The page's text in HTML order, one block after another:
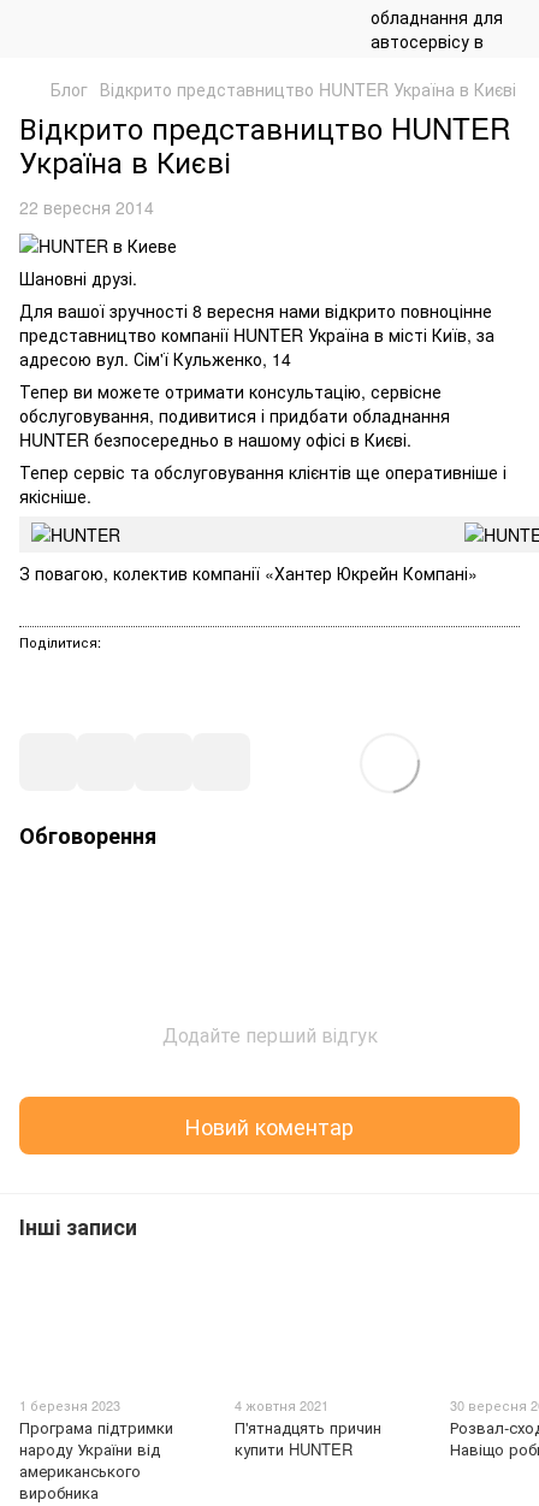
Блог Відкрито представництво HUNTER Україна в Києві
Відкрито представництво HUNTER
Україна в Києві
22 вересня 2014
Шановні друзі.
Для вашої зручності 8 вересня нами відкрито повноцінне
представництво компанії HUNTER Україна в місті Київ, за
адресою вул. Сім'ї Кульженко, 14
Тепер ви можете отримати консультацію, сервісне
обслуговування, подивитися і придбати обладнання
HUNTER безпосередньо в нашому офісі в Києві.
Тепер сервіс та обслуговування клієнтів ще оперативніше і
якісніше.
З повагою, колектив компанії «Хантер Юкрейн Компані»
Поділитися:
Обговорення
Додайте перший відгук
Новий коментар
Інші записи
1 березня 2023
Програма підтримки
народу України від
американського
виробника
4 жовтня 2021
П'ятнадцять причин
купити HUNTER
30 вересня
Розвал-
Навіщо